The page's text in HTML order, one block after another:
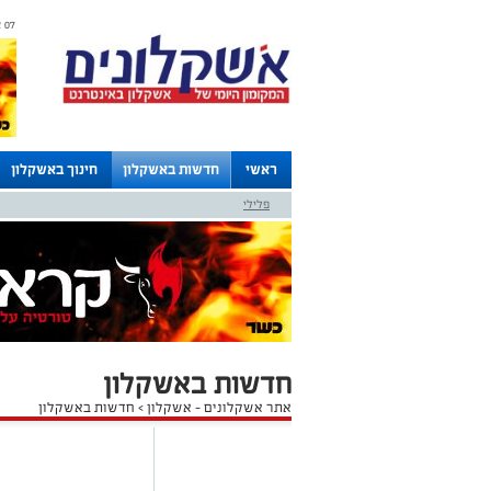
07 אוגוסט 2026 / 22:36
ראשי חדשות באשקלון חינוך באשקלון
לוחות
פלילי
חדשות באשקלון
אתר אשקלונים - אשקלון> חדשות באשקלון